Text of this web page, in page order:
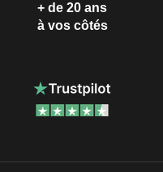
+ de 20 ans
à vos côtés